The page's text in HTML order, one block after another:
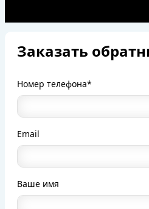
Заказать
Номер телефона*
Email
Ваше имя